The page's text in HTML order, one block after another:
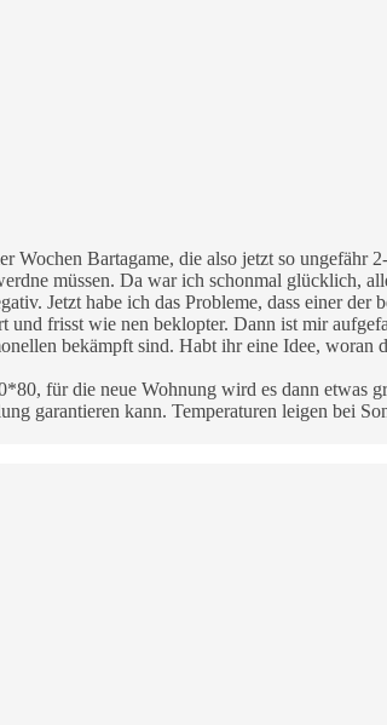
Wochen Bartagame, die also jetzt so ungefähr
müssen. Da war ich schonmal glücklich,
Jetzt habe ich das Probleme, dass einer
frisst wie nen beklopter. Dann ist mir
bekämpft sind. Habt ihr eine Idee, woran
für die neue Wohnung wird es dann
garantieren kann. Temperaturen leigen bei